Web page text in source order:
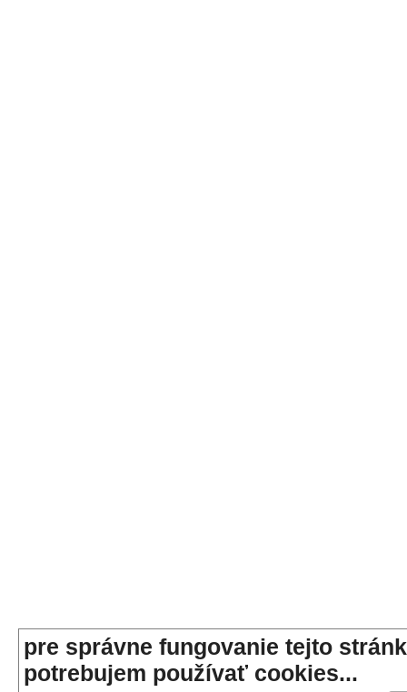
pre správne fungovanie tejto
potrebujem používať cookies...